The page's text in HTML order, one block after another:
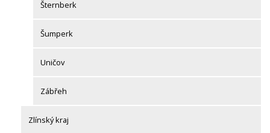
Šternberk
Šumperk
Uničov
Zábřeh
Zlínský kraj